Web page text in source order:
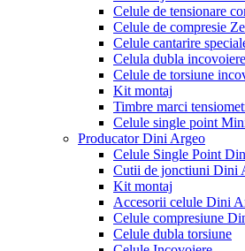
Celule de tensionare
Celule de compresie
Celule cantarire
Celula dubla
Celule de torsiune
Kit montaj
Timbre marci
Celule single point
Producator Dini Argeo
Celule Single Point
Cutii de jonctiuni Dini
Kit montaj
Accesorii celule Dini
Celule compresiune
Celule dubla torsiune